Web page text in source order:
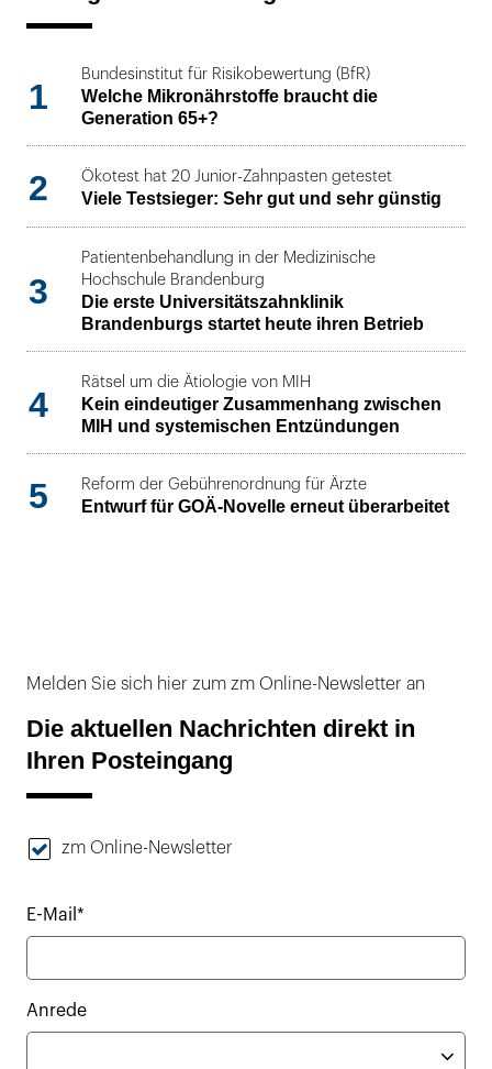
1
Bundesinstitut für Risikobewertung (BfR)
Welche Mikronährstoffe braucht die
Generation 65+?
2 Ökotest hat 20 Junior-Zahnpasten getestet
Viele Testsieger: Sehr gut und sehr günstig
3
Patientenbehandlung in der Medizinische
Hochschule Brandenburg
Die erste Universitätszahnklinik
Brandenburgs startet heute ihren Betrieb
4
Rätsel um die Ätiologie von MIH
Kein eindeutiger Zusammenhang zwischen
MIH und systemischen Entzündungen
5 Reform der Gebührenordnung für Ärzte
Entwurf für GOÄ-Novelle erneut überarbeitet
Melden Sie sich hier zum zm Online-Newsletter an
Die aktuellen Nachrichten direkt in
Ihren Posteingang
zm Online-Newsletter
E-Mail*
Anrede